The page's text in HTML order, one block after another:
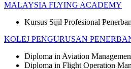
MALAYSIA FLYING ACADEMY
Kursus Sijil Profesional
KOLEJ PENGURUSAN
Diploma in Aviation
Diploma in Flight Operation